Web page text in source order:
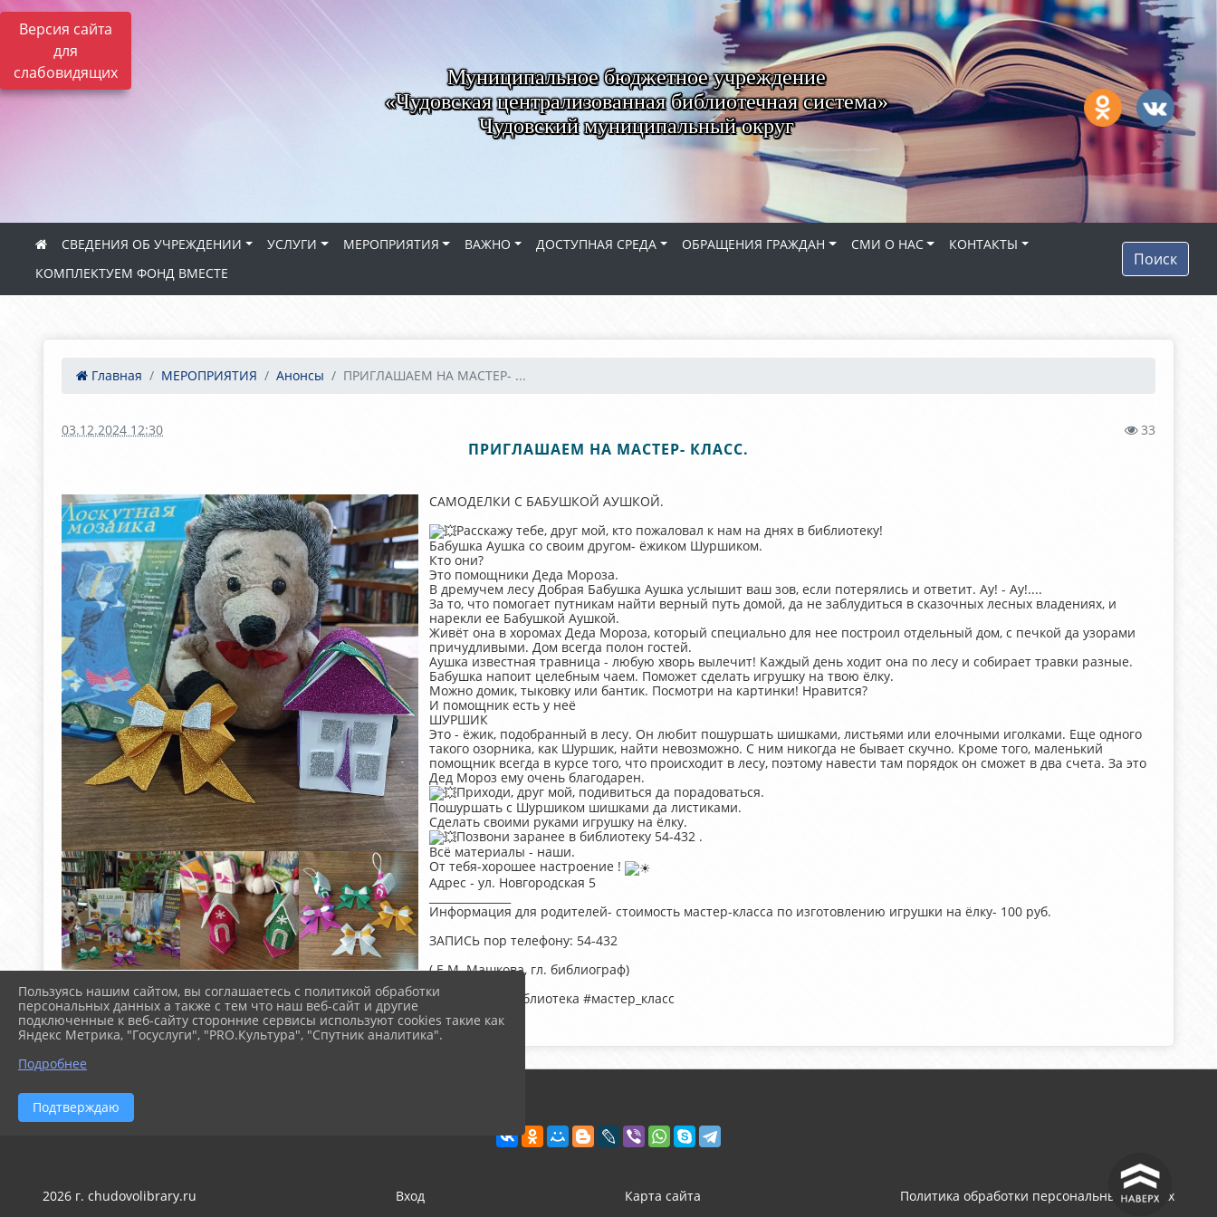
Версия сайта
для
слабовидящих
Муниципальное бюджетное учреждение
«Чудовская централизованная библиотечная система»
Чудовский муниципальный округ
СВЕДЕНИЯ ОБ УЧРЕЖДЕНИИ УСЛУГИ МЕРОПРИЯТИЯ ВАЖНО ДОСТУПНАЯ СРЕДА ОБРАЩЕНИЯ ГРАЖДАН СМИ О НАС
КОНТАКТЫ
КОМПЛЕКТУЕМ ФОНД ВМЕСТЕ
Поиск
Главная МЕРОПРИЯТИЯ Анонсы ПРИГЛАШАЕМ НА МАСТЕР- ...
03.12.2024 12:30 33
ПРИГЛАШАЕМ НА МАСТЕР- КЛАСС.
САМОДЕЛКИ С БАБУШКОЙ АУШКОЙ.
Расскажу тебе, друг мой, кто пожаловал к нам на днях в библиотеку!
Бабушка Аушка со своим другом- ëжиком Шуршиком.
Кто они?
Это помощники Деда Мороза.
В дремучем лесу Добрая Бабушка Аушка услышит ваш зов, если потерялись и ответит. Ау! - Ау!....
За то, что помогает путникам найти верный путь домой, да не заблудиться в сказочных лесных владениях, и
нарекли ее Бабушкой Аушкой.
Живёт она в хоромах Деда Мороза, который специально для нее построил отдельный дом, с печкой да узорами
причудливыми. Дом всегда полон гостей.
Аушка известная травница - любую хворь вылечит! Каждый день ходит она по лесу и собирает травки разные.
Бабушка напоит целебным чаем. Поможет сделать игрушку на твою ёлку.
Можно домик, тыковку или бантик. Посмотри на картинки! Нравится?
И помощник есть у неё
ШУРШИК
Это - ëжик, подобранный в лесу. Он любит пошуршать шишками, листьями или елочными иголками. Еще одного
такого озорника, как Шуршик, найти невозможно. С ним никогда не бывает скучно. Кроме того, маленький
помощник всегда в курсе того, что происходит в лесу, поэтому навести там порядок он сможет в два счета. За это
Дед Мороз ему очень благодарен.
Приходи, друг мой, подивиться да порадоваться.
Пошуршать с Шуршиком шишками да листиками.
Сделать своими руками игрушку на ëлку.
Позвони заранее в библиотеку 54-432 .
Всё материалы - наши.
От тебя-хорошее настроение !
Адрес - ул. Новгородская 5
Информация для родителей- стоимость мастер-класса по изготовлению игрушки на ёлку- 100 руб.
ЗАПИСЬ пор телефону: 54-432
( Е.М. Машкова, гл. библиограф)
#Чудовская_библиотека #мастер_класс
^
2026 г. chudovolibrary.ru Вход Карта сайта Политика обработки персональных данных
Пользуясь нашим сайтом, вы соглашаетесь с политикой обработки
персональных данных а также с тем что наш веб-сайт и другие
подключенные к веб-сайту сторонние сервисы используют cookies такие как
Яндекс Метрика, "Госуслуги", "PRO.Культура", "Спутник аналитика".
Подробнее
Подтверждаю